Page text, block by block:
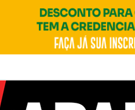
entre candidatos ao Governo